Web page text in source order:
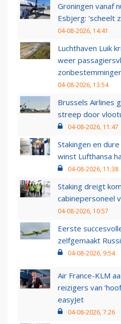
Groningen vanaf
Esbjerg: 'scheelt
04-08-2026, 14:41
Luchthaven Luik
weer
04-08-2026, 13:54
Brussels Airlines
streep door
04-08-2026, 11:47
Stakingen en
winst Lufthansa
04-08-2026, 11:38
Staking dreigt
cabinepersoneel
04-08-2026, 10:57
Eerste
zelfgemaakt
04-08-2026, 9:54
Air France-KLM
reizigers van
easyJet
04-08-2026, 7:26